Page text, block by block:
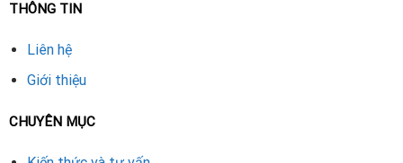
THÔNG TIN
Liên hệ
Giới thiệu
CHUYÊN MỤC